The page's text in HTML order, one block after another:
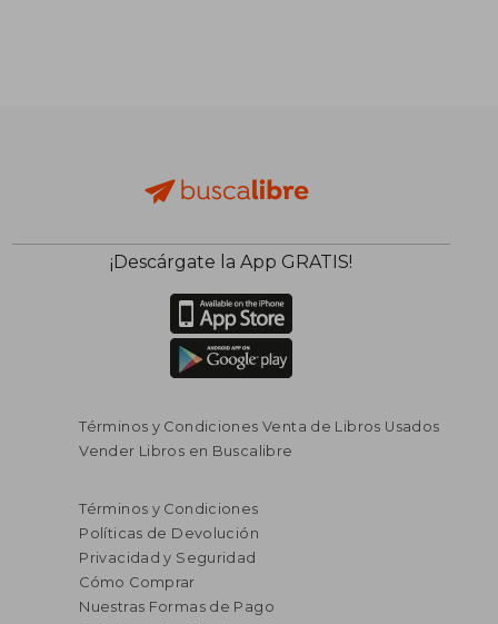
¡Descárgate la App GRATIS!
Términos y Condiciones Venta de Libros Usados
Vender Libros en Buscalibre
Términos y Condiciones
Políticas de Devolución
Privacidad y Seguridad
Cómo Comprar
Nuestras Formas de Pago